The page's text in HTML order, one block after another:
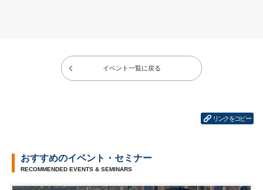
イベント一覧に戻る
リンクをコピー
おすすめのイベント・セミナー
RECOMMENDED EVENTS & SEMINARS